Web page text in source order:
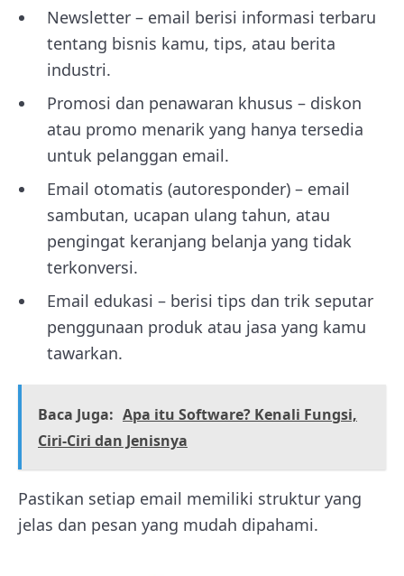
Newsletter – email berisi informasi terbaru
tentang bisnis kamu, tips, atau berita
industri.
Promosi dan penawaran khusus – diskon
atau promo menarik yang hanya tersedia
untuk pelanggan email.
Email otomatis (autoresponder) – email
sambutan, ucapan ulang tahun, atau
pengingat keranjang belanja yang tidak
terkonversi.
Email edukasi – berisi tips dan trik seputar
penggunaan produk atau jasa yang kamu
tawarkan.
Baca Juga: Apa itu Software? Kenali Fungsi,
Ciri-Ciri dan Jenisnya
Pastikan setiap email memiliki struktur yang
jelas dan pesan yang mudah dipahami.